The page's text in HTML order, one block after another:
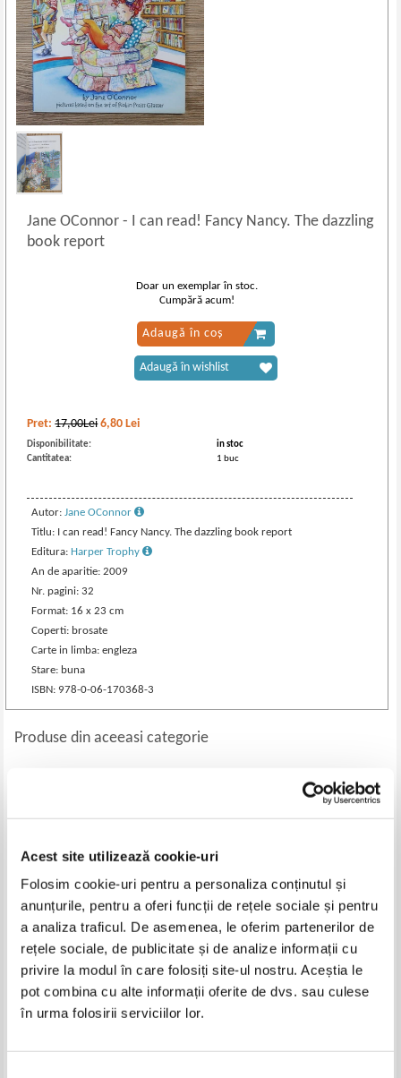
Acest site utilizează cookie-uri
Folosim cookie-uri pentru a personaliza conținutul și
anunțurile, pentru a oferi funcții de rețele sociale și pentru
a analiza traficul. De asemenea, le oferim partenerilor de
rețele sociale, de publicitate și de analize informații cu
privire la modul în care folosiți site-ul nostru. Aceștia le
pot combina cu alte informații oferite de dvs. sau culese
în urma folosirii serviciilor lor.
Jane OConnor- I can read! Fancy Nancy. The dazzling
book report
Pret:17,00Lei 6,80 Lei
Disponibilitate:
in stoc
Cantitatea:
1 buc
Autor:Jane OConnor
Titlu: I can read! Fancy Nancy. The dazzling book report
Editura: Harper Trophy
An de aparitie: 2009
Nr. pagini: 32
Format: 16 x 23 cm
Coperti: brosate
Carte in limba: engleza
Stare: buna
ISBN: 978-0-06-170368-3
Doar un exemplar în stoc.
Cumpără acum!
Adaugă în coș
Adaugă în wishlist
Produse din aceeasi categorie
Ju Zi - Happy children
Jonathan Swift - Calatoriile lui